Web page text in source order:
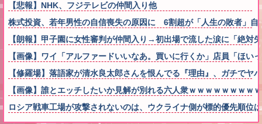
【悲報】NHK、フジテレビの仲間入り他
株式投資、若年男性の自信喪失の原因に 6割超が「人生の敗者」自
【朗報】甲子園に女性審判が仲間入り→初出場で流した涙に「絶対
【画像】ワイ「アルファードいいなあ。買いに行くか」店員「ほ
【修羅場】落語家が清水良太郎さんを恨んでる『理由』、ガチでヤ
【画像】誰とエッチしたいか見解が別れる六人衆ｗｗｗｗｗｗｗｗ
ロシア戦車工場が攻撃されないのは、ウクライナ側が標的優先順位